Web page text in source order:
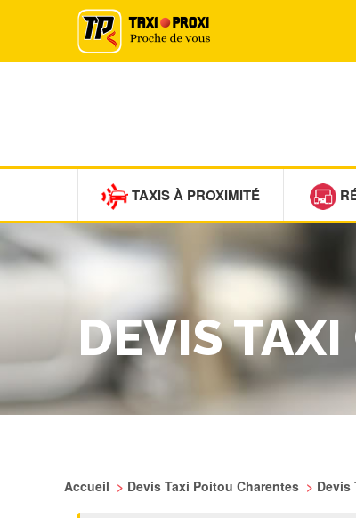
TAXIS À PROXIMITÉ
DEVIS
Accueil > Devis Taxi Poitou Charentes > Devis